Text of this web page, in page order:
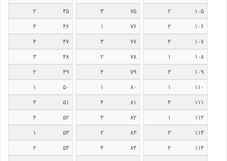
۴۵ ۲
۴۶ ۴
۴۷ ۴
۴۸ ۳
۴۹ ۲
۵۰ ۱
۵۱ ۳
۵۲ ۴
۵۳ ۱
۵۴ ۲
۷۵ ۳
۷۶ ۱
۷۷ ۳
۷۸ ۲
۷۹ ۴
۸۰ ۱
۸۱ ۴
۸۲ ۳
۸۳ ۲
۸۴ ۴
۱۰۵ ۲
۱۰۶ ۲
۱۰۷ ۴
۱۰۸ ۱
۱۰۹ ۳
۱۱۰ ۱
۱۱۱ ۴
۱۱۲ ۱
۱۱۳ ۳
۱۱۴ ۲